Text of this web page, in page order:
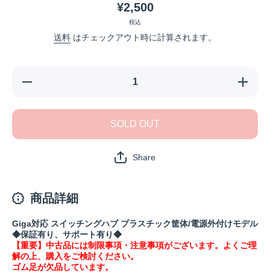
¥2,500
税込
送料 はチェックアウト時に計算されます。
《整備
LSW6-GT-
《整備
LSW6-
証1年)の
SOLD OUT
Share
商品詳細
Giga対応 スイッチングハブ プラスチック筐体/電源外付けモデル
◆保証有り、サポート有り◆
【重要】中古品には制限事項・注意事項がございます。よくご理
解の上、購入をご検討ください。
ゴム足が欠品しています。